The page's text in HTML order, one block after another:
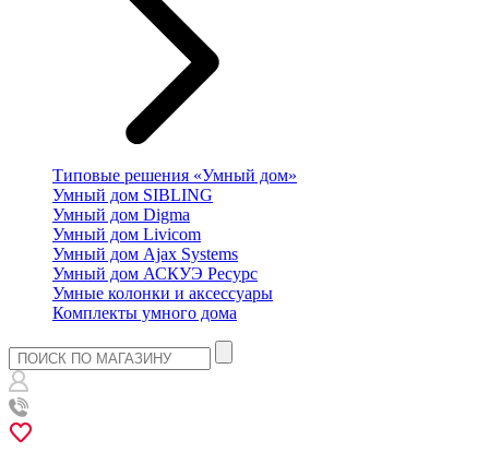
Типовые решения «Умный дом»
Умный дом SIBLING
Умный дом Digma
Умный дом Livicom
Умный дом Ajax Systems
Умный дом АСКУЭ Ресурс
Умные колонки и аксессуары
Комплекты умного дома